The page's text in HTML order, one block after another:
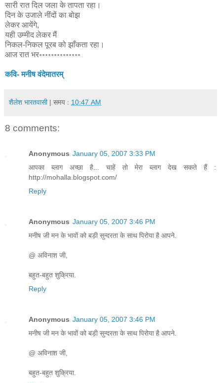
सारी रात दिल जला के तापता रहा।
दिन के उजाले नींदों का बोझ
लेकर आयेंगे,
यही उम्मीद लेकर मैं
निकल-निकल पूरब को झाँकता रहा।
आज रात भर॰॰॰॰॰॰॰॰॰॰॰॰॰॰
कवि- मनीष वंदेमातरम्
शैलेश भारतवासी | समय : 10:47 AM
8 comments:
Anonymous January 05, 2007 3:33 PM
आपका ब्लाग अच्छा है... चाहें तो मेरा ब्लाग देख सकते हैं :
http://mohalla.blogspot.com/
Reply
Anonymous January 05, 2007 3:46 PM
मनीष जी मन के भावों को बड़ी सुन्दरता के साथ पिरोया है आपने.
@ अविनाश जी,
बहुत-बहुत शुक्रिया.
Reply
Anonymous January 05, 2007 3:46 PM
मनीष जी मन के भावों को बड़ी सुन्दरता के साथ पिरोया है आपने.
@ अविनाश जी,
बहुत-बहुत शुक्रिया.